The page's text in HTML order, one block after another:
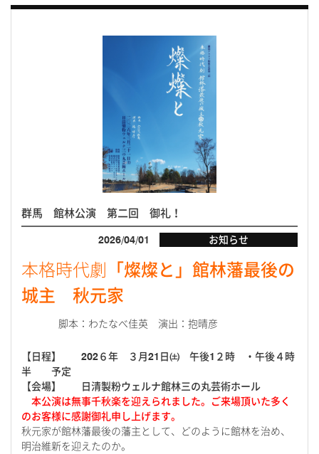
群馬 館林公演 第二回 御礼！
2026/04/01 お知らせ
本格時代劇
「燦燦と」館林藩最後の
城主 秋元家
脚本：わたなべ佳英 演出：抱晴彦
【 日程】 202６年 ３月21 日㈯ 午後1 ２時 ・午後４時
半 予定
【会場】
日清製粉ウェルナ館林三の丸芸術ホール
本公演は無事千秋楽を迎えられました。ご来場頂いた多く
のお客様に感謝御礼申し上げます。
秋元家が館林藩最後の藩主として、どのように館林を治め、
明治維新を迎えたのか。